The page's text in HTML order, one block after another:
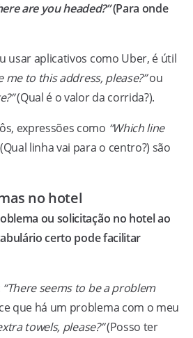
are you headed?”(Para onde
usar aplicativos como Uber, é útil
me to this address, please?”ou
(Qual é o valor da corrida?).
expressões como “Which line
linha vai para o centro?) são
no hotel
ou solicitação no hotel ao
certo pode facilitar
“There seems to be a problem
que há um problema com o meu
towels, please?”(Posso ter